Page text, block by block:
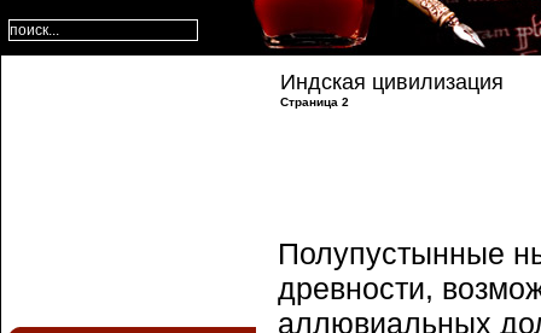
Индская цивилизация
Страница 2
Полупустынные
древности,
аллювиальных